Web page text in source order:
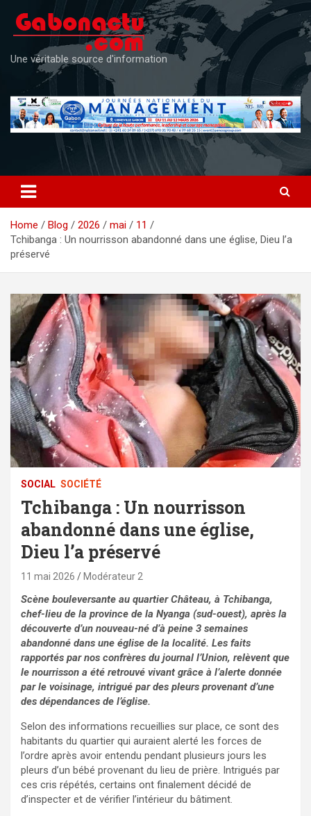
content
Une véritable source d'information
Home Blog 2026 mai
11
Tchibanga : Un nourrisson abandonné dans une église, Dieu l’a
préservé
SOCIAL SOCIÉTÉ
Tchibanga : Un nourrisson
abandonné dans une église,
Dieu l’a préservé
11 mai 2026 Modérateur 2
Scène bouleversante au quartier Château, à Tchibanga,
chef-lieu de la province de la Nyanga (sud-ouest), après la
découverte d’un nouveau-né d’à peine 3 semaines
abandonné dans une église de la localité. Les faits
rapportés par nos confrères du journal l’Union, relèvent que
le nourrisson a été retrouvé vivant grâce à l’alerte donnée
par le voisinage, intrigué par des pleurs provenant d’une
des dépendances de l’église.
Selon des informations recueillies sur place, ce sont des
habitants du quartier qui auraient alerté les forces de
l’ordre après avoir entendu pendant plusieurs jours les
pleurs d’un bébé provenant du lieu de prière. Intrigués par
ces cris répétés, certains ont finalement décidé de
d’inspecter et de vérifier l’intérieur du bâtiment.